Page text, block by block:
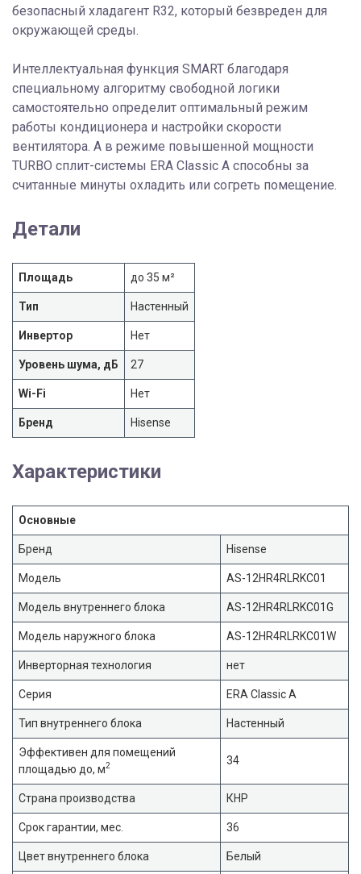
безопасный хладагент R32, который безвреден для
окружающей среды.
Интеллектуальная функция SMART благодаря
специальному алгоритму свободной логики
самостоятельно определит оптимальный режим
работы кондиционера и настройки скорости
вентилятора. А в режиме повышенной мощности
TURBO сплит-системы ERA Classic A способны за
считанные минуты охладить или согреть помещение.
Детали
Площадь до 35 м²
Тип Настенный
Инвертор Нет
Уровень шума, дБ 27
Wi-Fi Нет
Бренд Hisense
Характеристики
Основные
Бренд Hisense
Модель AS-12HR4RLRKC01
Модель внутреннего блока AS-12HR4RLRKC01G
Модель наружного блока AS-12HR4RLRKC01W
Инверторная технология нет
Серия ERA Classic A
Тип внутреннего блока Настенный
Эффективен для помещений
площадью до, м2 34
Страна производства КНР
Срок гарантии, мес. 36
Цвет внутреннего блока Белый